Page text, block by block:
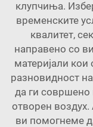
клупчиња.
временските
квалитет,
направено со
материјали
разновидност
да ги совршено
отворен
ви помогнеме